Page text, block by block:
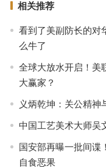
相关推荐
看到了美副防长的对
么牛了
全球大放水开启！美
大赢家？
义炳乾坤：关公精神
中国工艺美术大师吴
国安部再曝一批间谍
自食恶果